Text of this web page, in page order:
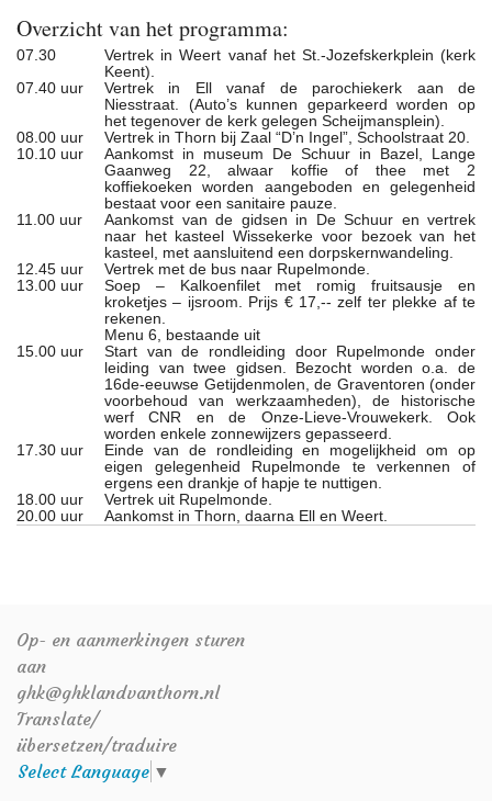
Overzicht van het programma:
07.30
Vertrek in Weert vanaf het St.-Jozefskerkplein (kerk
Keent).
07.40 uur
Vertrek in Ell vanaf de parochiekerk aan de
Niesstraat. (Auto’s kunnen geparkeerd worden op
het tegenover de kerk gelegen Scheijmansplein).
08.00 uur
Vertrek in Thorn bij Zaal “D’n Ingel”, Schoolstraat 20.
10.10 uur
Aankomst in museum De Schuur in Bazel, Lange
Gaanweg 22, alwaar koffie of thee met 2
koffiekoeken worden aangeboden en gelegenheid
bestaat voor een sanitaire pauze.
11.00 uur
Aankomst van de gidsen in De Schuur en vertrek
naar het kasteel Wissekerke voor bezoek van het
kasteel, met aansluitend een dorpskernwandeling.
12.45 uur
Vertrek met de bus naar Rupelmonde.
13.00 uur
Soep – Kalkoenfilet met romig fruitsausje en
kroketjes – ijsroom. Prijs € 17,-- zelf ter plekke af te
rekenen.
Menu 6, bestaande uit
15.00 uur
Start van de rondleiding door Rupelmonde onder
leiding van twee gidsen. Bezocht worden o.a. de
16de-eeuwse Getijdenmolen, de Graventoren (onder
voorbehoud van werkzaamheden), de historische
werf CNR en de Onze-Lieve-Vrouwekerk. Ook
worden enkele zonnewijzers gepasseerd.
17.30 uur
Einde van de rondleiding en mogelijkheid om op
eigen gelegenheid Rupelmonde te verkennen of
ergens een drankje of hapje te nuttigen.
18.00 uur
Vertrek uit Rupelmonde.
20.00 uur
Aankomst in Thorn, daarna Ell en Weert.
Op- en aanmerkingen sturen
aan
ghk@ghklandvanthorn.nl
Translate/
übersetzen/traduire
Select Language ▼